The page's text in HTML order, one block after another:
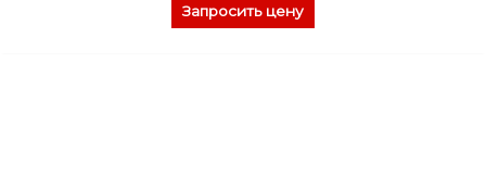
Запросить цену